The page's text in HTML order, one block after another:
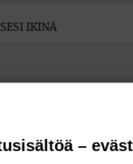
IKINÄ
täydet slopet 51 eli
–